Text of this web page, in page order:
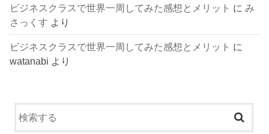
ビジネスクラスで世界一周してみた感想とメリット に み
さっくす より
ビジネスクラスで世界一周してみた感想とメリット に
watanabi より